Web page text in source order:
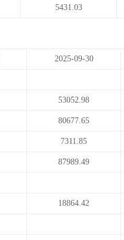
5431.03
2025-09-30
53052.98
80677.65
7311.85
87989.49
18864.42